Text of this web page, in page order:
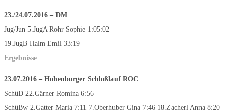
23./24.07.2016 – DM
Jug/Jun 5.JugA Rohr Sophie 1:05:02
19.JugB Halm Emil 33:19
Ergebnisse
23.07.2016 – Hohenburger Schloßlauf ROC
SchüD 22.Gärner Romina 6:56
SchüBw 2.Gatter Maria 7:11 7.Oberhuber Gina 7:46 18.Zacherl Anna 8:20